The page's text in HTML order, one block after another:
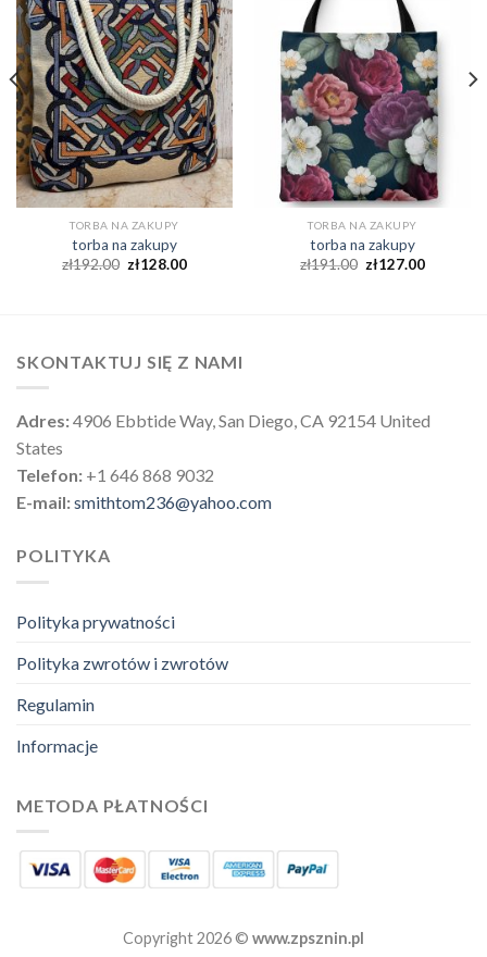
TORBA NA ZAKUPY
torba na zakupy
zł192.00 zł128.00
TORBA NA ZAKUPY
torba na zakupy
zł191.00 zł127.00
SKONTAKTUJ SIĘ Z NAMI
Adres:4906 Ebbtide Way, San Diego, CA 92154 United
States
Telefon: +1 646 868 9032
E-mail:smithtom236@yahoo.com
POLITYKA
Polityka prywatności
Polityka zwrotów i zwrotów
Regulamin
Informacje
METODA PŁATNOŚCI
Copyright 2026 © www.zpsznin.pl